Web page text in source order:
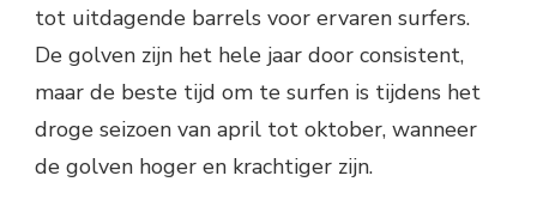
tot uitdagende barrels voor ervaren surfers.
De golven zijn het hele jaar door consistent,
maar de beste tijd om te surfen is tijdens het
droge seizoen van april tot oktober, wanneer
de golven hoger en krachtiger zijn.